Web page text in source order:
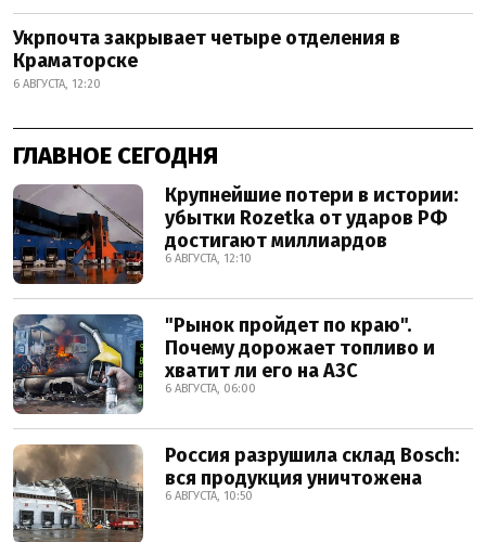
Укрпочта закрывает четыре отделения в
Краматорске
6 АВГУСТА, 12:20
ГЛАВНОЕ СЕГОДНЯ
Крупнейшие потери в истории:
убытки Rozetka от ударов РФ
достигают миллиардов
6 АВГУСТА, 12:10
"Рынок пройдет по краю".
Почему дорожает топливо и
хватит ли его на АЗС
6 АВГУСТА, 06:00
Россия разрушила склад Bosch:
вся продукция уничтожена
6 АВГУСТА, 10:50